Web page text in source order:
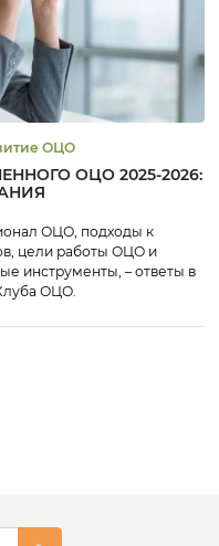
#Развитие ОЦО
ОЦО 2025-2026:
ОЦО, подходы к
цели работы ОЦО и
инструменты, – ответы в
ОЦО.